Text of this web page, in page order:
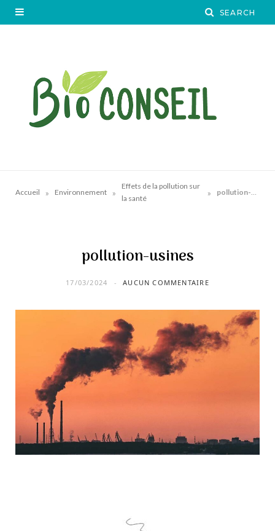
Accueil » Environnement »
Effets de la pollution sur
la santé
» pollution-usines
pollution-usines
17/03/2024 AUCUN COMMENTAIRE